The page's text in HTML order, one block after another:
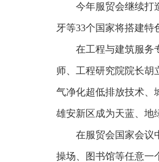
今年服贸会继续打
牙等33个国家将搭建特
在工程与建筑服务
师、工程研究院院长胡
气净化超低排放技术、
雄安新区成为天蓝、地
在服贸会国家会议
操场、图书馆等任意一